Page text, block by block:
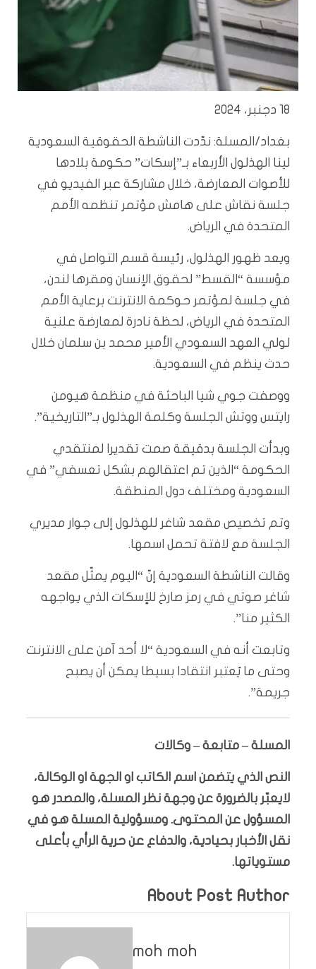
18 دجنبر، 2024
بغداد/المسلة: ندّدت الناشطة الحقوقية السعودية
لينا الهذلول الأربعاء بـ”إسكات” حكومة بلادها
للأصوات المعارضة، خلال مشاركة عبر الفيديو في
جلسة نقاش على هامش مؤتمر تنظمه الأمم
المتحدة في الرياض.
ويعد ظهور الهذلول، رئيسة قسم التواصل في
مؤسسة “القسط” لحقوق الإنسان ومقرها لندن،
في جلسة لمؤتمر حوكمة الانترنت برعاية الأمم
المتحدة في الرياض، لحظة نادرة لمعارضة علنية
لولي العهد السعودي الأمير محمد بن سلمان خلال
حدث ينظم في السعودية.
ووصفت جوي شيا الباحثة في منظمة هيومن
رايتس ووتش الجلسة وكلمة الهذلول بـ”التاريخية”.
وبدأت الجلسة بدقيقة صمت تقديرا لمنتقدي
الحكومة “الذين تم اعتقالهم بشكل تعسفي” في
السعودية ومختلف دول المنطقة.
وتم تخصيص مقعد شاغر للهذلول إلى جوار مديري
الجلسة مع لافتة تحمل اسمها.
وقالت الناشطة السعودية إنّ “اليوم يمثّل مقعد
شاغر صوتي في رمز صارخ للإسكات الذي يواجهه
الكثير منا”.
وتابعت أنه في السعودية “لا أحد آمن على الانترنت
وحتى ما يُعتبر انتقادا بسيطا يمكن أن يصبح
جريمة”.
المسلة – متابعة – وكالات
النص الذي يتضمن اسم الكاتب او الجهة او الوكالة،
لايعبّر بالضرورة عن وجهة نظر المسلة، والمصدر هو
المسؤول عن المحتوى. ومسؤولية المسلة هو في
نقل الأخبار بحيادية، والدفاع عن حرية الرأي بأعلى
مستوياتها.
About Post Author
moh moh